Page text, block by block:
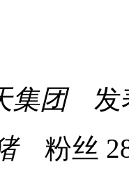
集团发
粉丝